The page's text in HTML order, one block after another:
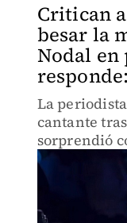
Critican
besar la
Nodal
La
cantante
sorprendió